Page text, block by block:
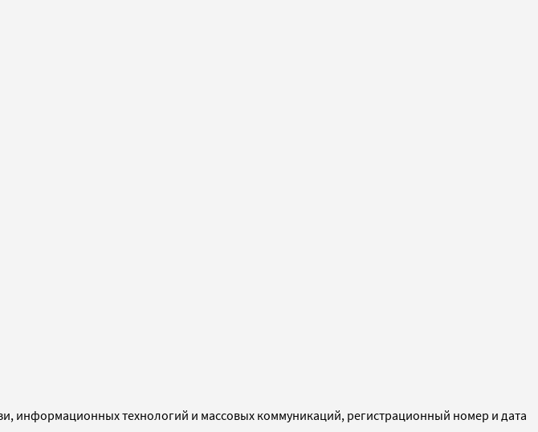
информационных технологий и массовых коммуникаций, регистрационный номер и дата